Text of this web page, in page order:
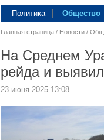
Политика Общество
Главная страница / Новости /
На Среднем
рейда и
23 июня 2025 13:08